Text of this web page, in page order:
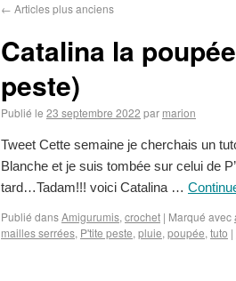
← Articles plus anciens
Catalina la
peste)
Publié le 23 septembre 2022 par marion
Tweet Cette semaine je cherchais un
Blanche et je suis tombée sur celui de
tard…Tadam!!! voici Catalina …
Publié dansAmigurumis, crochet | Marqué avec
mailles serrées, P'tite peste, pluie, poupée, tuto |